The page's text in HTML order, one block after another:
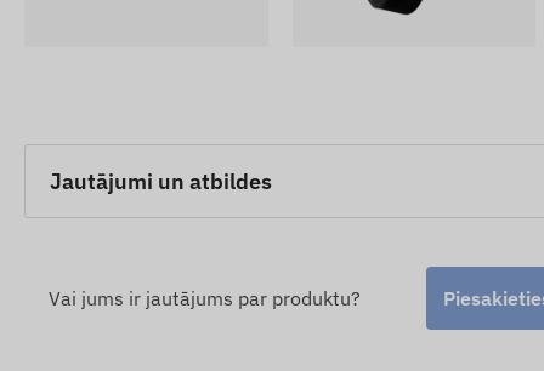
Jautājumi un atbildes
Vai jums ir jautājums par produktu?